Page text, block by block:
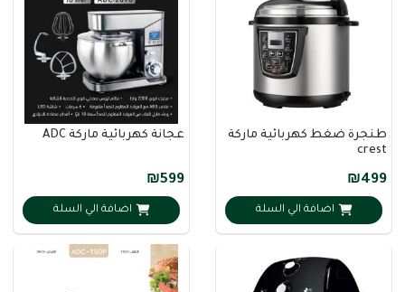
طنجرة ضغط كهربائية ماركة
crest
₪499
اضافة الي السلة
عجانة كهربائية ماركة ADC
₪599
اضافة الي السلة